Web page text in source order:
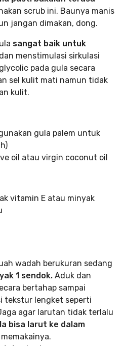
scrub ini. Baunya manis
jangan dimakan, dong.
sangat baik untuk
dan menstimulasi sirkulasi
pada gula secara
sel kulit mati namun tidak
kulit.
gula palem untuk
oil atau virgin coconut oil
vitamin E atau minyak
wadah berukuran sedang
1 sendok. Aduk dan
bertahap sampai
tekstur lengket seperti
agar larutan tidak terlalu
bisa larut ke dalam